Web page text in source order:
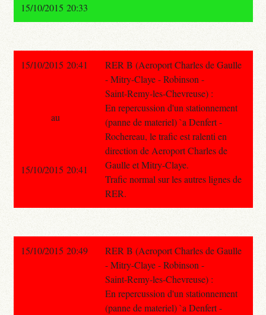
15/10/2015 20:33
15/10/2015 20:41
RER B (Aeroport Charles de Gaulle
- Mitry-Claye - Robinson -
Saint-Remy-les-Chevreuse) :
En repercussion d'un stationnement
(panne de materiel) `a Denfert -
Rochereau, le trafic est ralenti en
direction de Aeroport Charles de
Gaulle et Mitry-Claye.
Trafic normal sur les autres lignes de
RER.
au
15/10/2015 20:41
15/10/2015 20:49
RER B (Aeroport Charles de Gaulle
- Mitry-Claye - Robinson -
Saint-Remy-les-Chevreuse) :
En repercussion d'un stationnement
(panne de materiel) `a Denfert -